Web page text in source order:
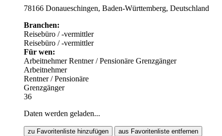
78166 Donaueschingen, Baden-Württemberg, Deutschland
Branchen:
Reisebüro / -vermittler
Reisebüro / -vermittler
Für wen:
ArbeitnehmerRentner / Pensionäre Grenzgänger
Arbeitnehmer
Rentner / Pensionäre
Grenzgänger
36
Daten werden geladen...
zu Favoritenliste hinzufügen aus Favoritenliste entfernen